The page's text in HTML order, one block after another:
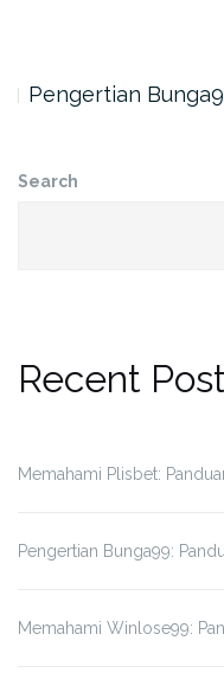
Pengertian
Search
Recent
Memahami Plisbet:
Pengertian Bunga99:
Memahami Winlose99: